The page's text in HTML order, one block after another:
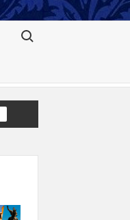
Search for: